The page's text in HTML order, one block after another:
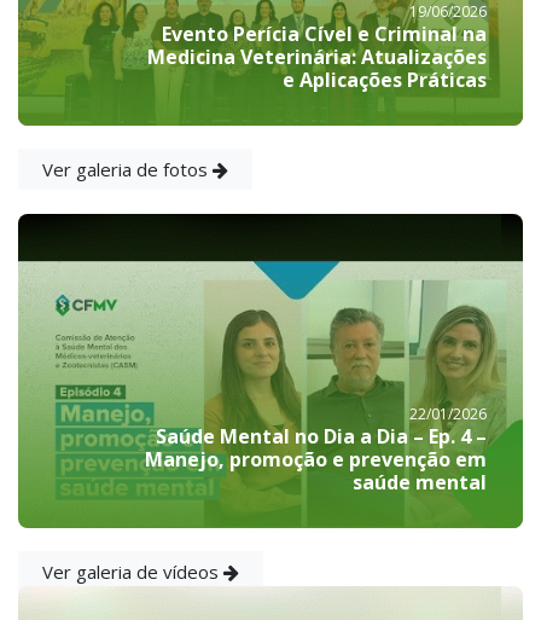
19/06/2026
Evento Perícia Cível e Criminal na
Medicina Veterinária: Atualizações
e Aplicações Práticas
Ver galeria de fotos
22/01/2026
Saúde Mental no Dia a Dia – Ep. 4 –
Manejo, promoção e prevenção em
saúde mental
Ver galeria de vídeos